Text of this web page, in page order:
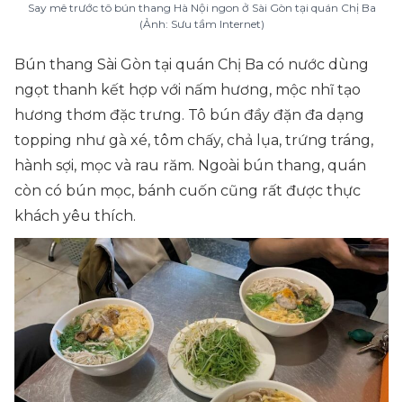
Say mê trước tô bún thang Hà Nội ngon ở Sài Gòn tại quán Chị Ba
(Ảnh: Sưu tầm Internet)
Bún thang Sài Gòn tại quán Chị Ba có nước dùng
ngọt thanh kết hợp với nấm hương, mộc nhĩ tạo
hương thơm đặc trưng. Tô bún đầy đặn đa dạng
topping như gà xé, tôm chấy, chả lụa, trứng tráng,
hành sợi, mọc và rau răm. Ngoài bún thang, quán
còn có bún mọc, bánh cuốn cũng rất được thực
khách yêu thích.